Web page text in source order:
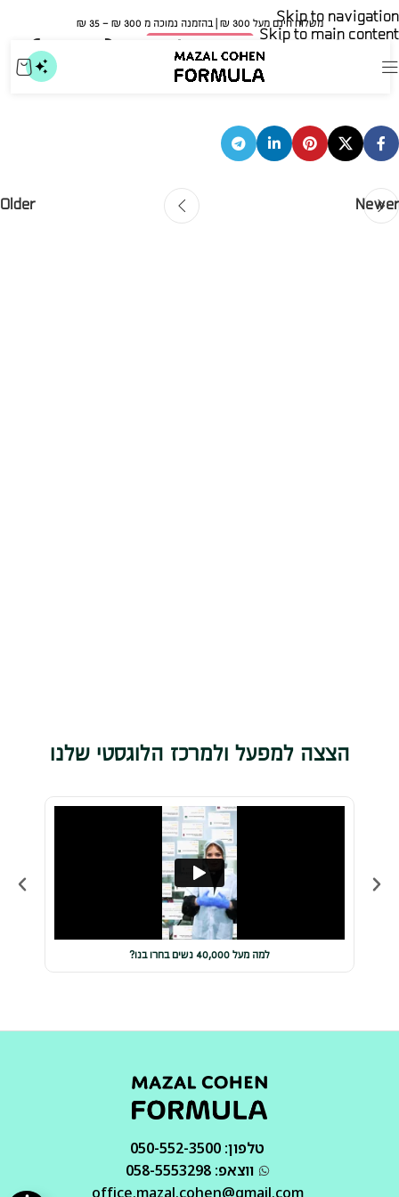
Skip to navigation
Skip to main content
משלוח חינם מעל 300 ₪ | בהזמנה נמוכה מ 300 ₪ – 35 ₪​
🍀 אישור משרד הבריאות
הלכנו להפתיע לקוחה(מחסן)
mazalOn דצמבר 18, 2025
Newer
Older
הצצה למפעל ולמרכז הלוגסטי שלנו
למה מעל 40,000 נשים בחרו בנו?
טלפון: 050-552-3500
ווצאפ: 058-5553298
office.mazal.cohen@gmail.com